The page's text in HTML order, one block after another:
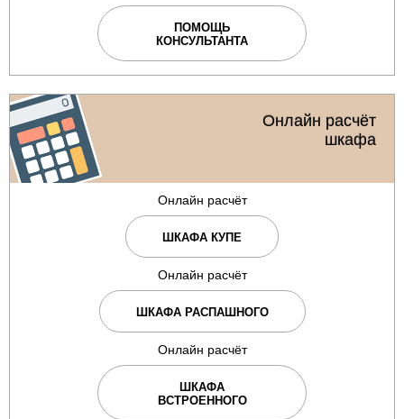
ПОМОЩЬ
КОНСУЛЬТАНТА
Онлайн расчёт
шкафа
Онлайн расчёт
ШКАФА КУПЕ
Онлайн расчёт
ШКАФА РАСПАШНОГО
Онлайн расчёт
ШКАФА
ВСТРОЕННОГО